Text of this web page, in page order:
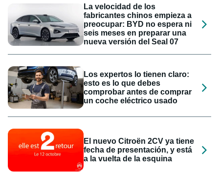
La velocidad de los
fabricantes chinos empieza a
preocupar: BYD no espera ni
seis meses en preparar una
nueva versión del Seal 07
Los expertos lo tienen claro:
esto es lo que debes
comprobar antes de comprar
un coche eléctrico usado
El nuevo Citroën 2CV ya tiene
fecha de presentación, y está
a la vuelta de la esquina